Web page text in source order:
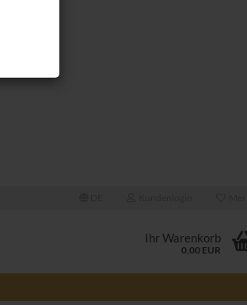
Ihr Warenkorb
0,00 EUR